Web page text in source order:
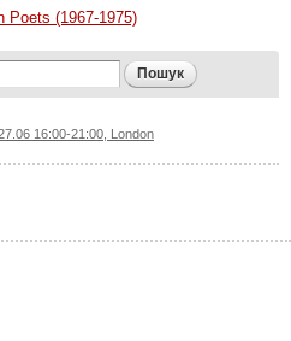
Poets (1967-1975)
16:00-21:00, London